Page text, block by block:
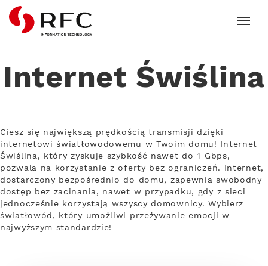
RFC
Internet Świślina
Ciesz się największą prędkością transmisji dzięki
internetowi światłowodowemu w Twoim domu! Internet
Świślina, który zyskuje szybkość nawet do 1 Gbps,
pozwala na korzystanie z oferty bez ograniczeń. Internet,
dostarczony bezpośrednio do domu, zapewnia swobodny
dostęp bez zacinania, nawet w przypadku, gdy z sieci
jednocześnie korzystają wszyscy domownicy. Wybierz
światłowód, który umożliwi przeżywanie emocji w
najwyższym standardzie!